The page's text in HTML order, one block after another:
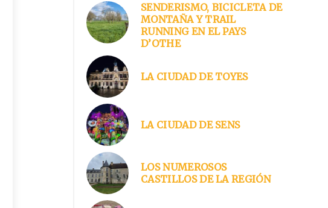
Sans titre
SENDERISMO, BICICLETA DE
MONTAÑA Y TRAIL
RUNNING EN EL PAYS
D’OTHE
LA CIUDAD DE TOYES
LA CIUDAD DE SENS
LOS NUMEROSOS
CASTILLOS DE LA REGIÓN